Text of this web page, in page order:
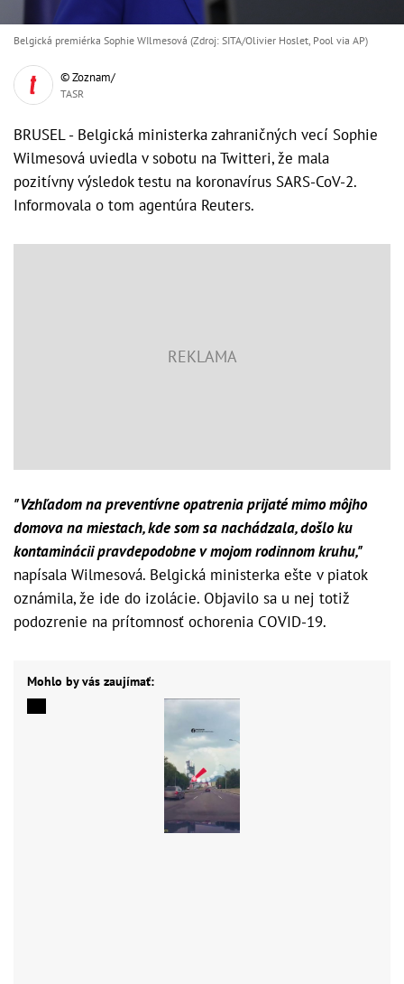
Belgická premiérka Sophie WIlmesová (Zdroj: SITA/Olivier Hoslet, Pool via AP)
© Zoznam/
TASR
BRUSEL - Belgická ministerka zahraničných vecí Sophie
Wilmesová uviedla v sobotu na Twitteri, že mala
pozitívny výsledok testu na koronavírus SARS-CoV-2.
Informovala o tom agentúra Reuters.
"Vzhľadom na preventívne opatrenia prijaté mimo môjho
domova na miestach, kde som sa nachádzala, došlo ku
kontaminácii pravdepodobne v mojom rodinnom kruhu,"
napísala Wilmesová. Belgická ministerka ešte v piatok
oznámila, že ide do izolácie. Objavilo sa u nej totiž
podozrenie na prítomnosť ochorenia COVID-19.
Mohlo by vás zaujímať: